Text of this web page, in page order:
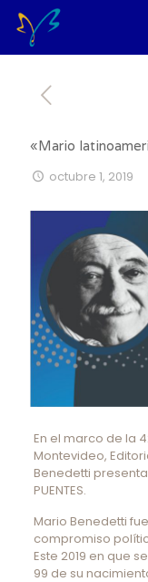
«Mario
octubre 1, 2019
En el marco de la
Montevideo,
Benedetti presentan
PUENTES.
Mario Benedetti
compromiso
Este 2019 en que
99 de su